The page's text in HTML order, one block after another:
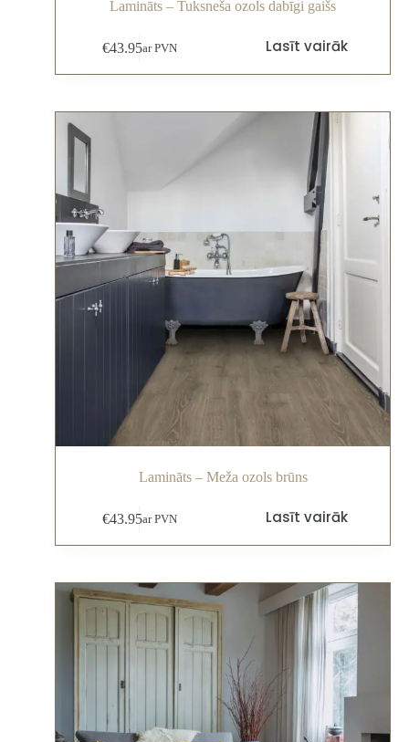
Lamināts – Tuksneša ozols dabīgi gaišs
€43.95ar PVN Lasīt vairāk
Lamināts – Meža ozols brūns
€43.95ar PVN Lasīt vairāk